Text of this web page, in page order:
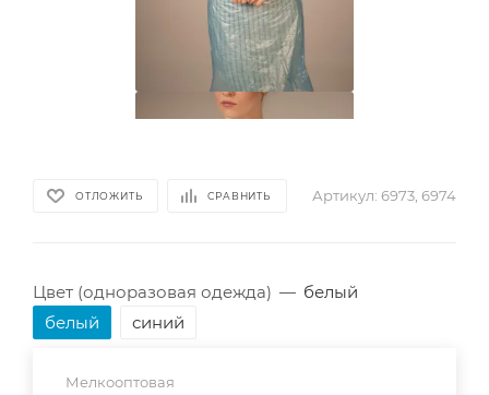
ОТЛОЖИТЬ СРАВНИТЬ Артикул: 6973, 6974
Цвет (одноразовая одежда) — белый
белый
синий
Мелкооптовая